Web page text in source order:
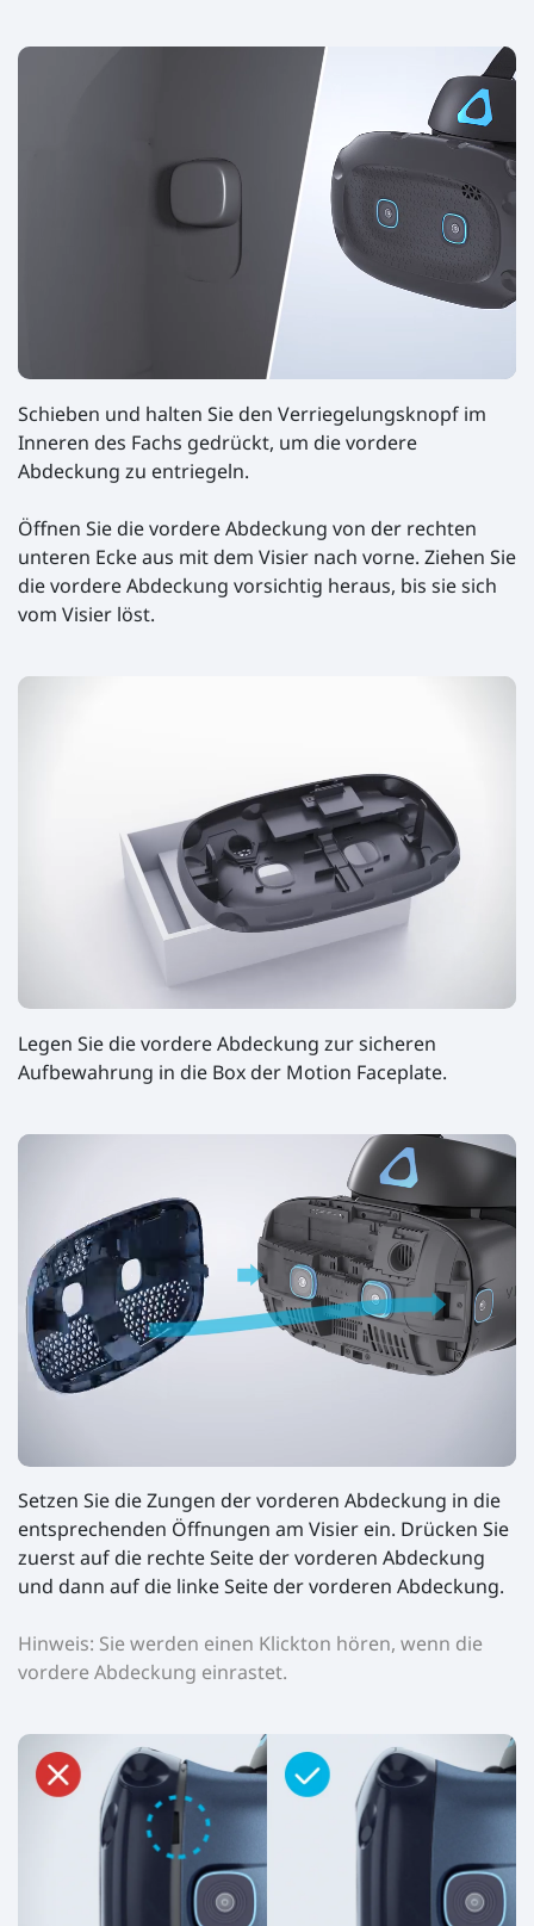
Schieben und halten Sie den Verriegelungsknopf im
Inneren des Fachs gedrückt, um die vordere
Abdeckung zu entriegeln.
Öffnen Sie die vordere Abdeckung von der rechten
unteren Ecke aus mit dem Visier nach vorne. Ziehen Sie
die vordere Abdeckung vorsichtig heraus, bis sie sich
vom Visier löst.
Legen Sie die vordere Abdeckung zur sicheren
Aufbewahrung in die Box der Motion Faceplate.
Setzen Sie die Zungen der vorderen Abdeckung in die
entsprechenden Öffnungen am Visier ein. Drücken Sie
zuerst auf die rechte Seite der vorderen Abdeckung
und dann auf die linke Seite der vorderen Abdeckung.
Hinweis: Sie werden einen Klickton hören, wenn die
vordere Abdeckung einrastet.